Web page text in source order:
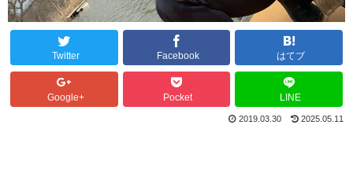
Twitter Facebook はてブ
Google+ Pocket LINE
2019.03.30 2025.05.11